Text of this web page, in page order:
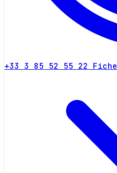
+33 3 85 52 55 22 Fiche